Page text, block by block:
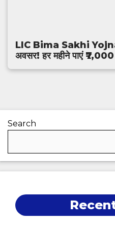
‎LIC Bima Sakhi
अवसर! हर महीने पाएं
Search